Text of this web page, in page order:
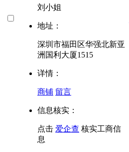
刘小姐
地址：
深圳市福田区华强北新亚
洲国利大厦1515
详情：
商铺 留言
信息核实：
点击 爱企查 核实工商信
息